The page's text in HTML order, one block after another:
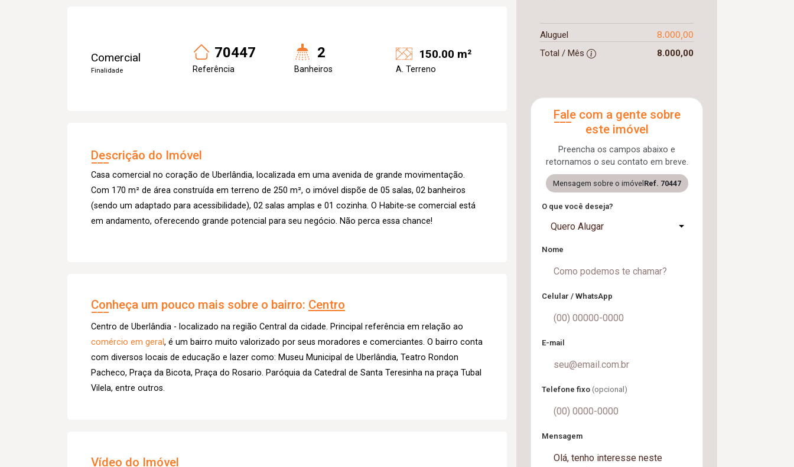
Comercial
Finalidade
70447
Referência
2
Banheiros
150.00 m²
A. Terreno
Descrição do Imóvel
Casa comercial no coração de Uberlândia, localizada em uma avenida de grande movimentação.
Com 170 m² de área construída em terreno de 250 m², o imóvel dispõe de 05 salas, 02 banheiros
(sendo um adaptado para acessibilidade), 02 salas amplas e 01 cozinha. O Habite-se comercial está
em andamento, oferecendo grande potencial para seu negócio. Não perca essa chance!
Conheça um pouco mais sobre o bairro: Centro
Centro de Uberlândia - localizado na região Central da cidade. Principal referência em relação ao
comércio em geral, é um bairro muito valorizado por seus moradores e comerciantes. O bairro conta
com diversos locais de educação e lazer como: Museu Municipal de Uberlândia, Teatro Rondon
Pacheco, Praça da Bicota, Praça do Rosario. Paróquia da Catedral de Santa Teresinha na praça Tubal
Vilela, entre outros.
Vídeo do Imóvel
Aluguel 8.000,00
Total / Mês 8.000,00
Fale com a gente sobre
este imóvel
Preencha os campos abaixo e
retornamos o seu contato em breve.
Mensagem sobre o imóvel Ref. 70447
O que você deseja?
Quero Alugar
Nome
Celular / WhatsApp
E-mail
Telefone fixo (opcional)
Mensagem